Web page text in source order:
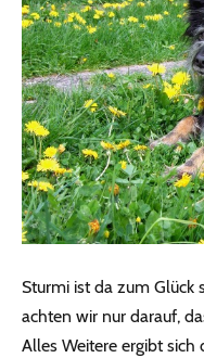
Sturmi ist da zum Glück
achten wir nur darauf,
Alles Weitere ergibt sich